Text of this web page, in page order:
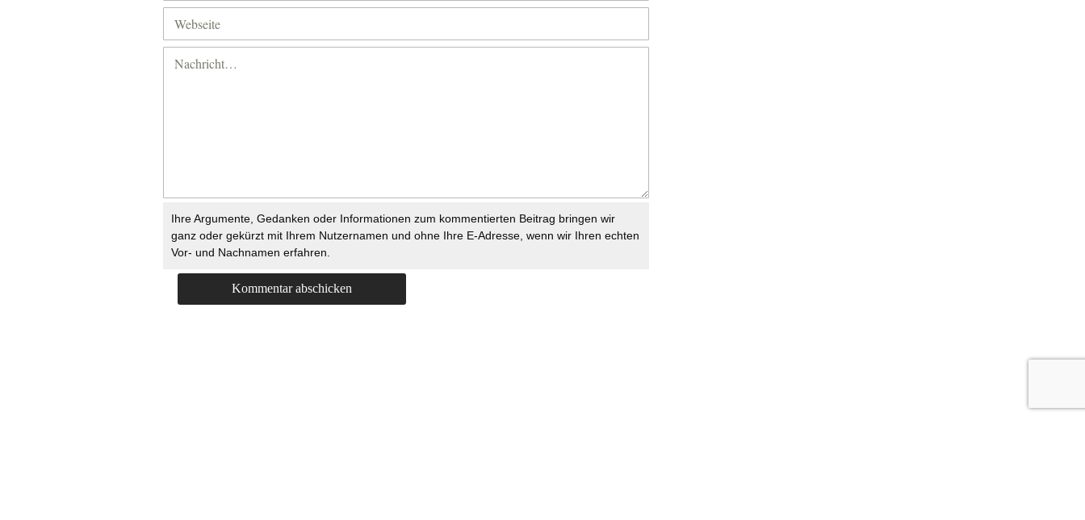
Ihre Argumente, Gedanken oder Informationen zum kommentierten Beitrag bringen wir
ganz oder gekürzt mit Ihrem Nutzernamen und ohne Ihre E-Adresse, wenn wir Ihren echten
Vor- und Nachnamen erfahren.